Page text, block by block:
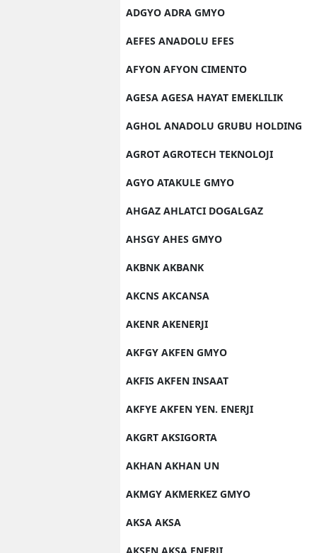
ADGYO ADRA GMYO
AEFES ANADOLU EFES
AFYON AFYON CIMENTO
AGESA AGESA HAYAT EMEKLILIK
AGHOL ANADOLU GRUBU HOLDING
AGROT AGROTECH TEKNOLOJI
AGYO ATAKULE GMYO
AHGAZ AHLATCI DOGALGAZ
AHSGY AHES GMYO
AKBNK AKBANK
AKCNS AKCANSA
AKENR AKENERJI
AKFGY AKFEN GMYO
AKFIS AKFEN INSAAT
AKFYE AKFEN YEN. ENERJI
AKGRT AKSIGORTA
AKHAN AKHAN UN
AKMGY AKMERKEZ GMYO
AKSA AKSA